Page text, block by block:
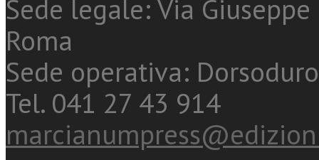
Sede legale: Via
Roma
Sede operativa:
Tel. 041 27 43 914